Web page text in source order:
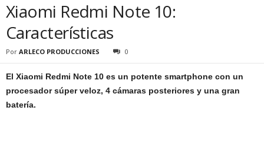
Xiaomi Redmi Note 10:
Características
Por ARLECO PRODUCCIONES 0
El Xiaomi Redmi Note 10 es un potente smartphone con un
procesador súper veloz, 4 cámaras posteriores y una gran
batería.